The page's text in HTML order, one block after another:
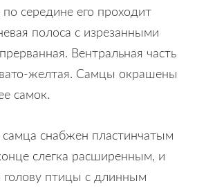
по середине его проходит
полоса с изрезанными
Вентральная часть
желтая. Самцы окрашены
самок.
снабжен пластинчатым
слегка расширенным, и
птицы с длинным